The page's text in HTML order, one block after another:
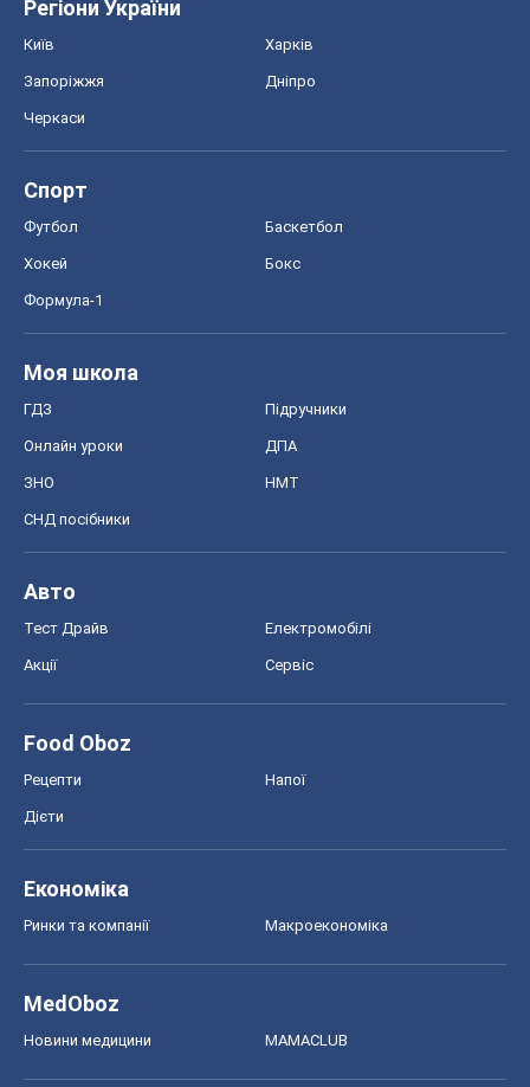
Регіони України
Київ Харків
Запоріжжя Дніпро
Черкаси
Спорт
Футбол Баскетбол
Хокей Бокс
Формула-1
Моя школа
ГДЗ Підручники
Онлайн уроки ДПА
ЗНО НМТ
СНД посібники
Авто
Тест Драйв Електромобілі
Акції Сервіс
Food Oboz
Рецепти Напої
Дієти
Економіка
Ринки та компанії Макроекономіка
MedOboz
Новини медицини MAMACLUB